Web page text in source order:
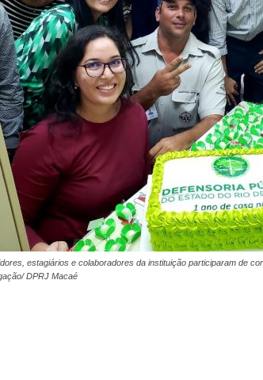
estagiários e colaboradores da instituição participaram de
DPRJ Macaé